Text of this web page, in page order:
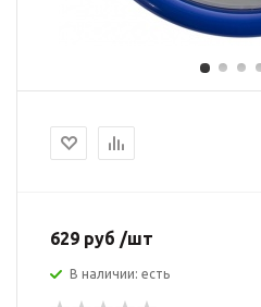
629 руб /шт
В наличии: есть